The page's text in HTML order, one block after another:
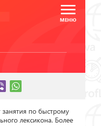
по быстрому
лексикона. Более